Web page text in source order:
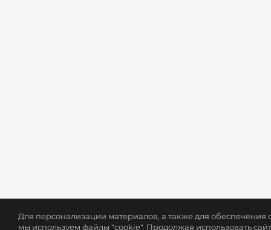
Для персонализации материалов, а также для обеспечения
мы используем файлы "cookie". Продолжая использовать